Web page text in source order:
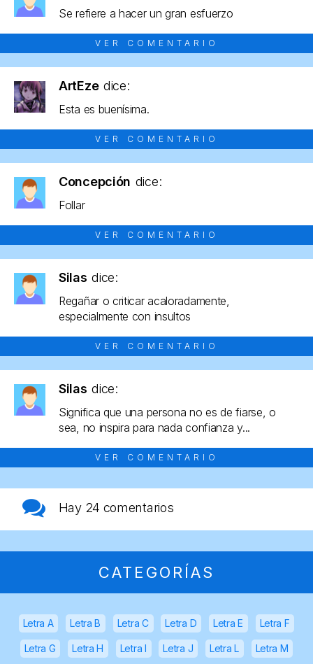
Se refiere a hacer un gran esfuerzo
VER COMENTARIO
ArtEze dice:
Esta es buenísima.
VER COMENTARIO
Concepción dice:
Follar
VER COMENTARIO
Silas dice:
Regañar o criticar acaloradamente,
especialmente con insultos
VER COMENTARIO
Silas dice:
Significa que una persona no es de fiarse, o
sea, no inspira para nada confianza y...
VER COMENTARIO
Hay 24 comentarios
CATEGORÍAS
Letra A Letra B Letra C Letra D Letra E Letra F
Letra G Letra H Letra I Letra J Letra L Letra M